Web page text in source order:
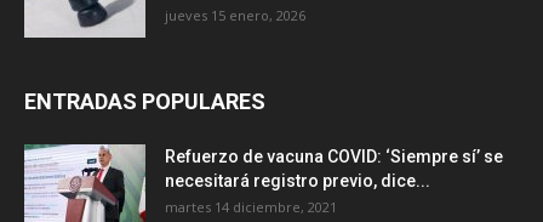
jueves 15 enero, 2026
ENTRADAS POPULARES
Refuerzo de vacuna COVID: ‘Siempre sí’ se
necesitará registro previo, dice...
martes 14 diciembre, 2021